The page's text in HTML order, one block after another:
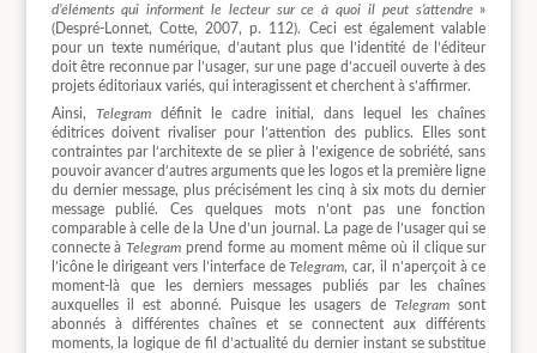
d’éléments qui informent le lecteur sur ce à quoi il peut s’attendre»
(Despré-Lonnet, Cotte, 2007, p. 112). Ceci est également valable
pour un texte numérique, d’autant plus que l’identité de l’éditeur
doit être reconnue par l’usager, sur une page d’accueil ouverte à des
projets éditoriaux variés, qui interagissent et cherchent à s’affirmer.
Ainsi, Telegramdéfinit le cadre initial, dans lequel les chaînes
éditrices doivent rivaliser pour l’attention des publics. Elles sont
contraintes par l’architexte de se plier à l’exigence de sobriété, sans
pouvoir avancer d’autres arguments que les logos et la première ligne
du dernier message, plus précisément les cinq à six mots du dernier
message publié. Ces quelques mots n’ont pas une fonction
comparable à celle de la Une d’un journal. La page de l’usager qui se
connecte àTelegram prend forme au moment même où il clique sur
l’icône le dirigeant vers l’interface deTelegram, car, il n’aperçoit à ce
moment-là que les derniers messages publiés par les chaînes
auxquelles il est abonné. Puisque les usagers deTelegram sont
abonnés à différentes chaînes et se connectent aux différents
moments, la logique de fil d’actualité du dernier instant se substitue